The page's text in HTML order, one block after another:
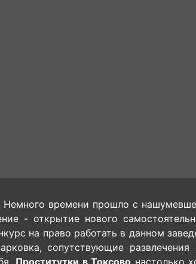
времени прошло с
- открытие нового
на право работать в данном
сопутствующие
Проститутки в Токсово настолько